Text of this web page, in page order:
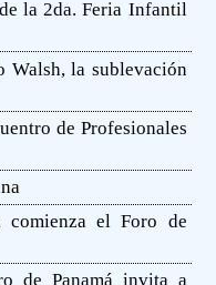
la 2da. Feria Infantil
Walsh, la sublevación
de Profesionales
comienza el Foro de
de Panamá invita a